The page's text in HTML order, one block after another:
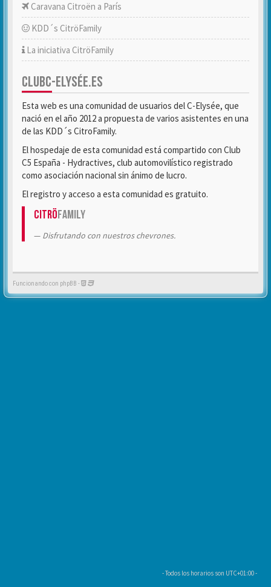
Caravana Citroën a París
KDD´s CitröFamily
La iniciativa CitröFamily
CLUBC-ELYSÉE.ES
Esta web es una comunidad de usuarios del C-Elysée, que
nació en el año 2012 a propuesta de varios asistentes en una
de las KDD´s CitroFamily.
El hospedaje de esta comunidad está compartido con Club
C5 España - Hydractives, club automovilístico registrado
como asociación nacional sin ánimo de lucro.
El registro y acceso a esta comunidad es gratuito.
CitröFamily
Disfrutando con nuestros chevrones.
Funcionando con phpBB -
- Todos los horarios son UTC+01:00-